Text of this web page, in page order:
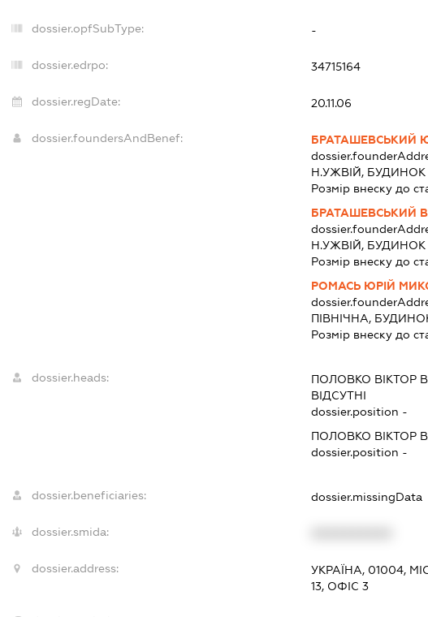
dossier.opfSubType: -
dossier.edrpo: 34715164
dossier.regDate: 20.11.06
dossier.foundersAndBenef:
БРАТАШЕВСЬКИЙ
Н.УЖВІЙ, БУДИНОК
Розмір внеску до
БРАТАШЕВСЬКИЙ
Н.УЖВІЙ, БУДИНОК
Розмір внеску до
РОМАСЬ ЮРІЙ
ПІВНІЧНА,
Розмір внеску до
dossier.heads: ПОЛОВКО ВІКТОР
ВІДСУТНІ
dossier.position -
ПОЛОВКО ВІКТОР
dossier.position -
dossier.beneficiaries: dossier.missingData
dossier.smida:
dossier.address:
УКРАЇНА, 01004,
13, ОФІС 3